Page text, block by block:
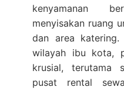
kenyamanan
menyisakan ruang
dan area
wilayah ibu kota,
krusial, terutama
pusat rental